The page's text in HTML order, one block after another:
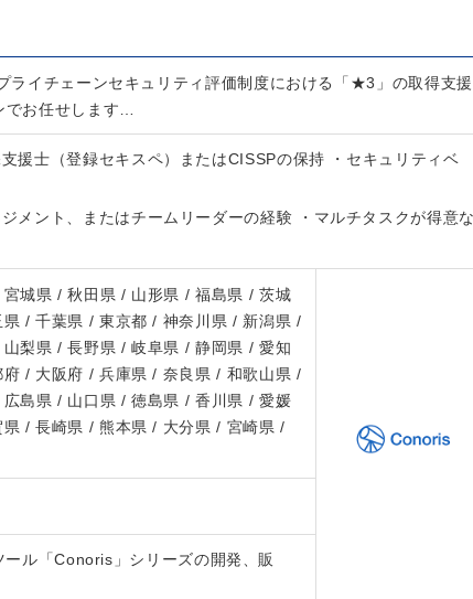
ライチェーンセキュリティ評価制度における「★3」の取得支援
でお任せします…
支援士（登録セキスペ）またはCISSPの保持 ・セキュリティベ
ジメント、またはチームリーダーの経験 ・マルチタスクが得意な
城県 / 秋田県 / 山形県 / 福島県 / 茨城
/ 千葉県 / 東京都 / 神奈川県 / 新潟県 /
梨県 / 長野県 / 岐阜県 / 静岡県 / 愛知
/ 大阪府 / 兵庫県 / 奈良県 / 和歌山県 /
島県 / 山口県 / 徳島県 / 香川県 / 愛媛
/ 長崎県 / 熊本県 / 大分県 / 宮崎県 /
ル「Conoris」シリーズの開発、販